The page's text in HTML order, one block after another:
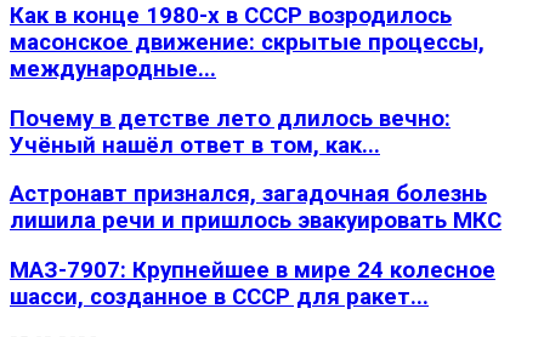
Как в конце 1980-х в СССР возродилось
масонское движение: скрытые процессы,
международные...
Почему в детстве лето длилось вечно:
Учёный нашёл ответ в том, как...
Астронавт признался, загадочная болезнь
лишила речи и пришлось эвакуировать МКС
МАЗ-7907: Крупнейшее в мире 24 колесное
шасси, созданное в СССР для ракет...